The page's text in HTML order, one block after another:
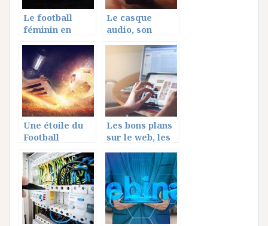
Le football
féminin en
Le casque
audio, son
Une étoile du
Football
Les bons plans
sur le web, les
produits du
web, site de
comparatif